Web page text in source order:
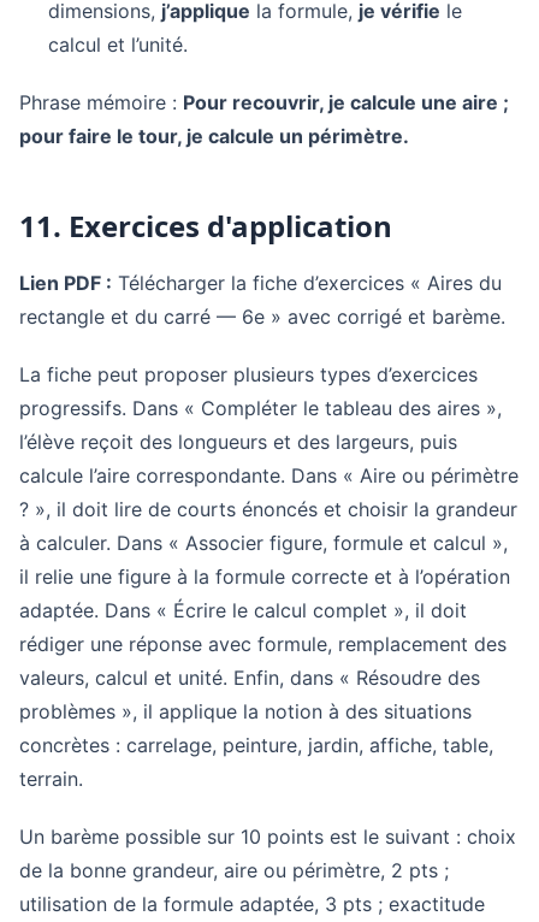
dimensions, j’applique la formule, je vérifie le
calcul et l’unité.
Phrase mémoire : Pour recouvrir, je calcule une aire ;
pour faire le tour, je calcule un périmètre.
11. Exercices d'application
Lien PDF : Télécharger la fiche d’exercices « Aires du
rectangle et du carré — 6e » avec corrigé et barème.
La fiche peut proposer plusieurs types d’exercices
progressifs. Dans « Compléter le tableau des aires »,
l’élève reçoit des longueurs et des largeurs, puis
calcule l’aire correspondante. Dans « Aire ou périmètre
? », il doit lire de courts énoncés et choisir la grandeur
à calculer. Dans « Associer figure, formule et calcul »,
il relie une figure à la formule correcte et à l’opération
adaptée. Dans « Écrire le calcul complet », il doit
rédiger une réponse avec formule, remplacement des
valeurs, calcul et unité. Enfin, dans « Résoudre des
problèmes », il applique la notion à des situations
concrètes : carrelage, peinture, jardin, affiche, table,
terrain.
Un barème possible sur 10 points est le suivant : choix
de la bonne grandeur, aire ou périmètre, 2 pts ;
utilisation de la formule adaptée, 3 pts ; exactitude